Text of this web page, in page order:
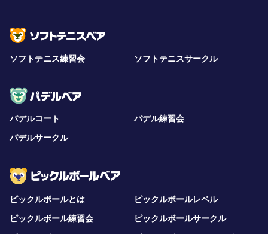
ソフトテニス練習会 ソフトテニスサークル
パデルコート
パデル練習会
パデルサークル
ピックルボールとは
ピックルボールレベル
ピックルボール練習会
ピックルボールサークル